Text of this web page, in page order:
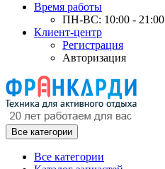
Время работы
ПН-ВС: 10:00 - 21:00
Клиент-центр
Регистрация
Авторизация
Все категории
Все категории